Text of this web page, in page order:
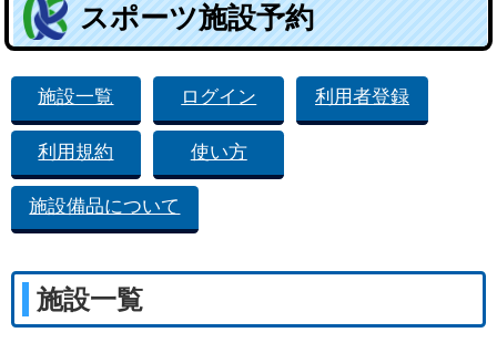
スポーツ施設予約
施設一覧 ログイン 利用者登録
利用規約 使い方
施設備品について
施設一覧